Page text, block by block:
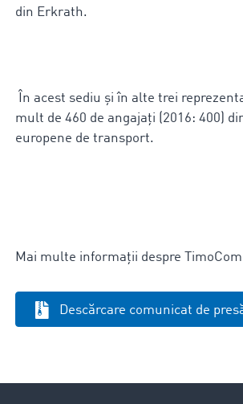
din Erkrath.
În acest sediu și în alte trei
mult de 460 de angajați (2016: 400)
europene de transport.
Mai multe informații despre
Descărcare comunicat de